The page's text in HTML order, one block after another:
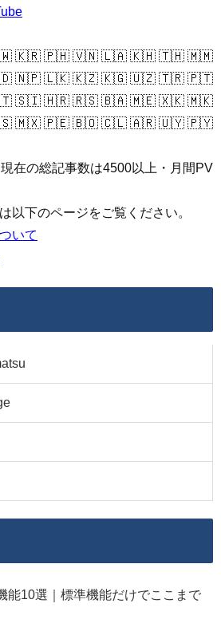
🇰🇷 🇵🇭 🇻🇳 🇱🇦 🇰🇭 🇹🇭 🇲🇲
🇳🇵 🇱🇰 🇰🇿 🇰🇬 🇺🇿 🇹🇷 🇵🇹
🇸🇮 🇭🇷 🇷🇸 🇧🇦 🇲🇪 🇽🇰 🇲🇰
🇲🇽 🇵🇪 🇧🇴 🇨🇱 🇦🇷 🇺🇾 🇵🇾
在の総記事数は4500以上・月間PV
以下のページをご覧ください。
いて
能10選｜標準機能だけでここまで